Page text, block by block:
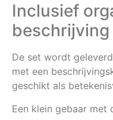
Inclusief
beschrijving
De set wordt
met een
geschikt als
Een klein gebaar met